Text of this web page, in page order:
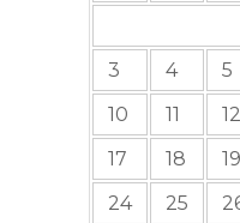
3
4 5
10
11 12
17
18 19
24
25